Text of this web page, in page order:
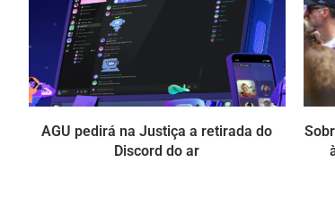
AGU pedirá na Justiça a retirada do
Discord do ar